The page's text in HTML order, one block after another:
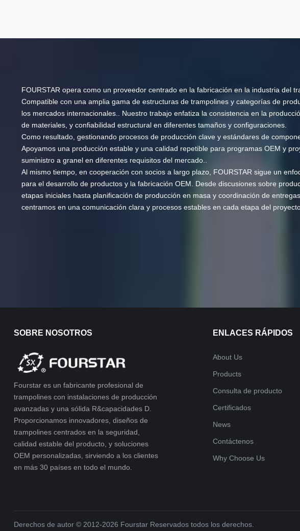
FOURSTAR opera como un proveedor centrado en la fabricación en la industria del
Compatible con una amplia gama de estructuras de trampolines y categorías de
los mercados internacionales.. Nuestro trabajo enfatiza la consistencia en la
de materiales, y confiabilidad estructural en diferentes tamaños y configuraciones.
Como resultado, gestionando procesos de producción clave y estándares de
Apoyamos una producción estable y una calidad repetible para programas OEM y
suministro a granel en diferentes requisitos del mercado..
Al mismo tiempo, en cooperación con socios a largo plazo, FOURSTAR sigue un
para el desarrollo de productos y la fabricación OEM. Desde discusiones sobre
etapas iniciales hasta planificación de producción en masa y coordinación de
centramos en una comunicación clara y procesos estables en cada etapa del
SOBRE NOSOTROS
Fourstar es un fabricante profesional de
trampolines con instalaciones de producción
avanzadas y una sólida R&capacidades D.
Proporcionamos innovadores, diseños de
trampolines centrados en la seguridad,
calidad estable del producto, y soluciones
OEM personalizadas, sirviendo a los clientes
en más 30 países en todo el mundo.
ENLACES RÁPIDOS
About Us
Products
Consulta de producto
Certificados
News
Contáctenos
Why Choose Us
Derechos de autor © 2012-2026 FourstarReservados todos los derechos.